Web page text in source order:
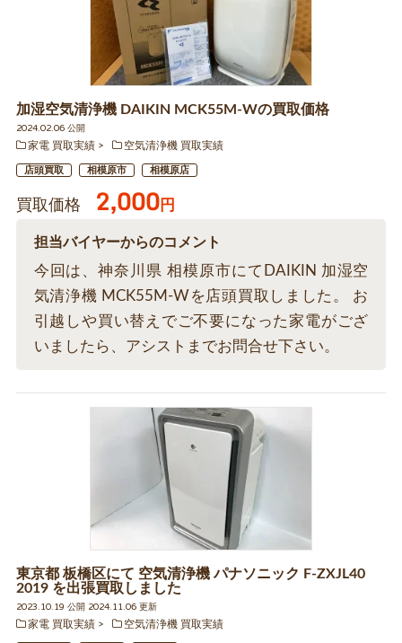
加湿空気清浄機 DAIKIN MCK55M-Wの買取価格
2024.02.06 公開
家電 買取実績
空気清浄機 買取実績
店頭買取 相模原市 相模原店
買取価格 2,000円
担当バイヤーからのコメント
今回は、神奈川県 相模原市にてDAIKIN 加湿空
気清浄機 MCK55M-Wを店頭買取しました。 お
引越しや買い替えでご不要になった家電がござ
いましたら、アシストまでお問合せ下さい。
東京都 板橋区にて 空気清浄機 パナソニック F-ZXJL40
2019 を出張買取しました
2023.10.19 公開 2024.11.06 更新
家電 買取実績
空気清浄機 買取実績